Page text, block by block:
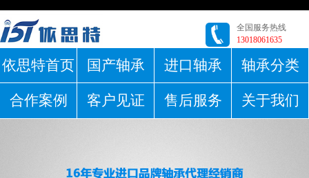
全国服务热线
13018061635
依思特首页 国产轴承 进口轴承 轴承分类
合作案例 客户见证 售后服务 关于我们